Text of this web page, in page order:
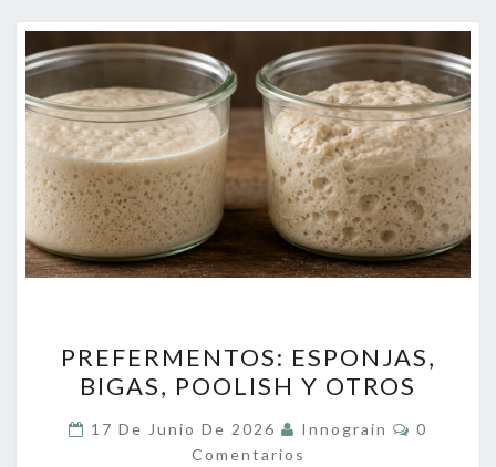
ESPONJAS,
BIGAS,
POOLISH
Y
PREFERMENTOS: ESPONJAS,
BIGAS, POOLISH Y OTROS
17 De Junio De 2026 Innograin
0
Comentarios